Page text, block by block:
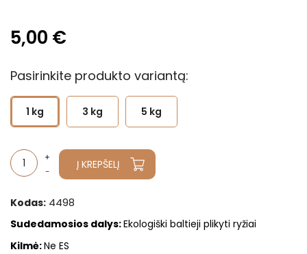
5,00 €
Pasirinkite produkto variantą:
1 kg 3 kg 5 kg
Į KREPŠELĮ
Kodas: 4498
Sudedamosios dalys:Ekologiški baltieji plikyti ryžiai
Kilmė:Ne ES